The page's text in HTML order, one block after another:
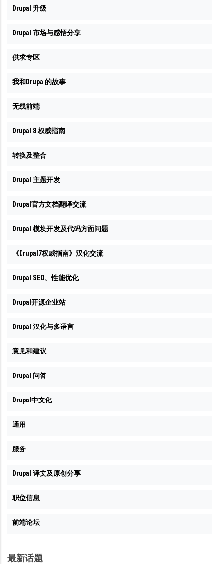
Drupal 升级
Drupal 市场与感悟分享
供求专区
我和Drupal的故事
无线前端
Drupal 8 权威指南
转换及整合
Drupal 主题开发
Drupal官方文档翻译交流
Drupal 模块开发及代码方面问题
《Drupal7权威指南》汉化交流
Drupal SEO、性能优化
Drupal开源企业站
Drupal 汉化与多语言
意见和建议
Drupal 问答
Drupal中文化
通用
服务
Drupal 译文及原创分享
职位信息
前端论坛
最新话题